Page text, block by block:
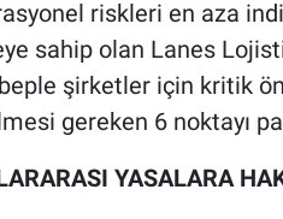
riskleri en aza
sahip olan Lanes
şirketler için kritik
gereken 6 noktayı
YASALARA